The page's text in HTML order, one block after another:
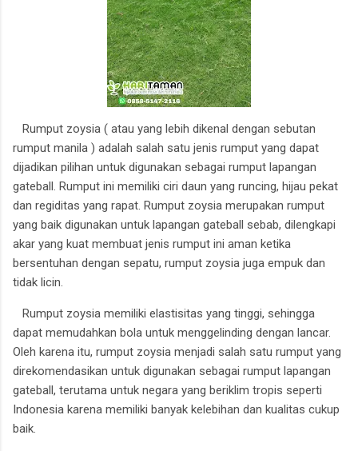
Rumput zoysia ( atau yang lebih dikenal dengan sebutan
rumput manila ) adalah salah satu jenis rumput yang dapat
dijadikan pilihan untuk digunakan sebagai rumput lapangan
gateball. Rumput ini memiliki ciri daun yang runcing, hijau pekat
dan regiditas yang rapat. Rumput zoysia merupakan rumput
yang baik digunakan untuk lapangan gateball sebab, dilengkapi
akar yang kuat membuat jenis rumput ini aman ketika
bersentuhan dengan sepatu, rumput zoysia juga empuk dan
tidak licin.
Rumput zoysia memiliki elastisitas yang tinggi, sehingga
dapat memudahkan bola untuk menggelinding dengan lancar.
Oleh karena itu, rumput zoysia menjadi salah satu rumput yang
direkomendasikan untuk digunakan sebagai rumput lapangan
gateball, terutama untuk negara yang beriklim tropis seperti
Indonesia karena memiliki banyak kelebihan dan kualitas cukup
baik.